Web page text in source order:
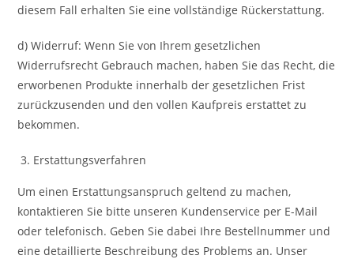
diesem Fall erhalten Sie eine vollständige Rückerstattung.
d) Widerruf: Wenn Sie von Ihrem gesetzlichen
Widerrufsrecht Gebrauch machen, haben Sie das Recht, die
erworbenen Produkte innerhalb der gesetzlichen Frist
zurückzusenden und den vollen Kaufpreis erstattet zu
bekommen.
Erstattungsverfahren
Um einen Erstattungsanspruch geltend zu machen,
kontaktieren Sie bitte unseren Kundenservice per E-Mail
oder telefonisch. Geben Sie dabei Ihre Bestellnummer und
eine detaillierte Beschreibung des Problems an. Unser